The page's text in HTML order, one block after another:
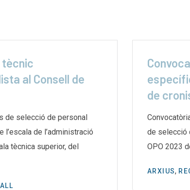
tècnic
al Consell de
de selecció de personal
l’escala de l’administració
tècnica superior, del
de
de selecció
OPO 2023
ARXIUS,